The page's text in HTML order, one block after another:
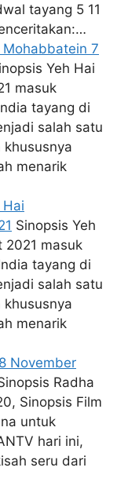
tayang 5 11
Mohabbatein 7
Yeh Hai
masuk
tayang di
salah satu
menarik
Sinopsis Yeh
2021 masuk
tayang di
salah satu
menarik
November
Radha
Sinopsis Film
untuk
hari ini,
seru dari